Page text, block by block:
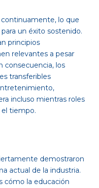
lo que
un éxito sostenido.
principios
relevantes a pesar
consecuencia, los
transferibles
incluso mientras roles
tiempo.
demostraron
actual de la industria.
cómo la educación